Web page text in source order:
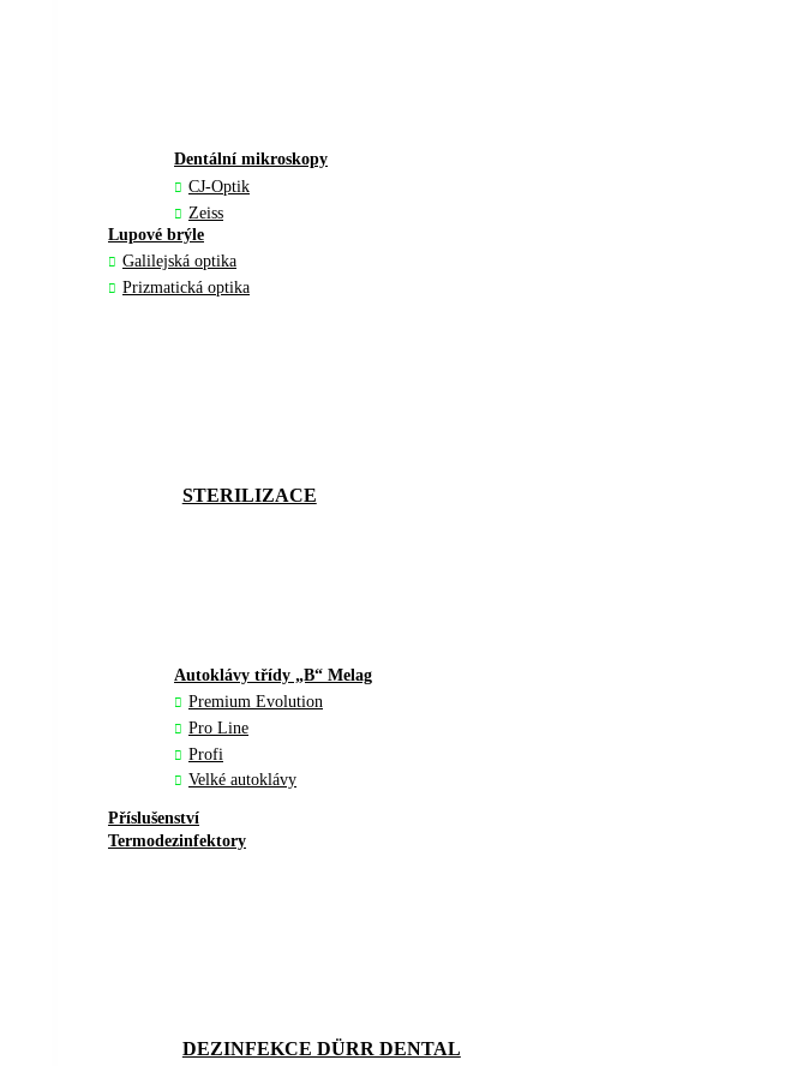
Dentální mikroskopy
CJ-Optik
Zeiss
Lupové brýle
Galilejská optika
Prizmatická optika
STERILIZACE
Autoklávy třídy „B“ Melag
Premium Evolution
Pro Line
Profi
Velké autoklávy
Příslušenství
Termodezinfektory
DEZINFEKCE DÜRR DENTAL